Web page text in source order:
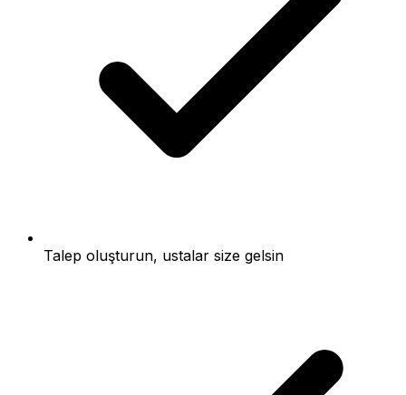
Talep oluşturun, ustalar size gelsin